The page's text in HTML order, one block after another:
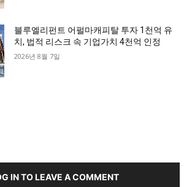
블루엘리펀트 어펄마캐피탈 투자 1천억 유
치, 법적 리스크 속 기업가치 4천억 인정
2026년 8월 7일
IN TO LEAVE A COMMENT